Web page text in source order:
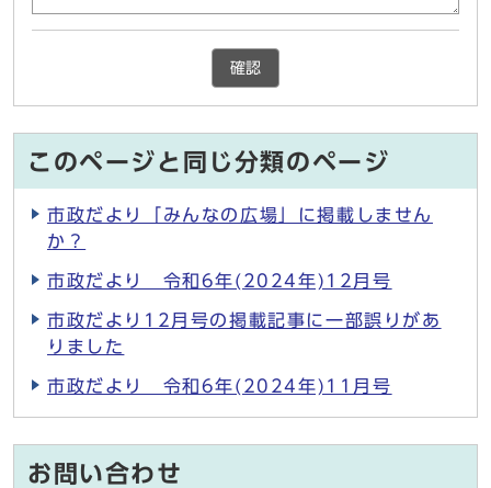
確認
このページと同じ分類のページ
市政だより「みんなの広場」に掲載しません
か？
市政だより 令和6年(2024年)12月号
市政だより12月号の掲載記事に一部誤りがあ
りました
市政だより 令和6年(2024年)11月号
お問い合わせ